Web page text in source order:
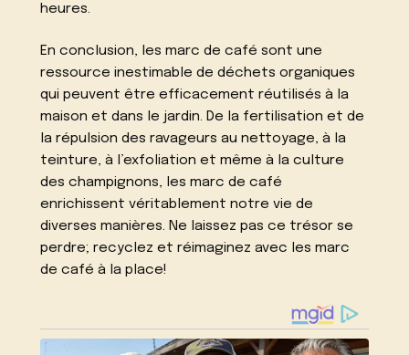
heures.
En conclusion, les marc de café sont une
ressource inestimable de déchets organiques
qui peuvent être efficacement réutilisés à la
maison et dans le jardin. De la fertilisation et de
la répulsion des ravageurs au nettoyage, à la
teinture, à l’exfoliation et même à la culture
des champignons, les marc de café
enrichissent véritablement notre vie de
diverses manières. Ne laissez pas ce trésor se
perdre; recyclez et réimaginez avec les marc
de café à la place!